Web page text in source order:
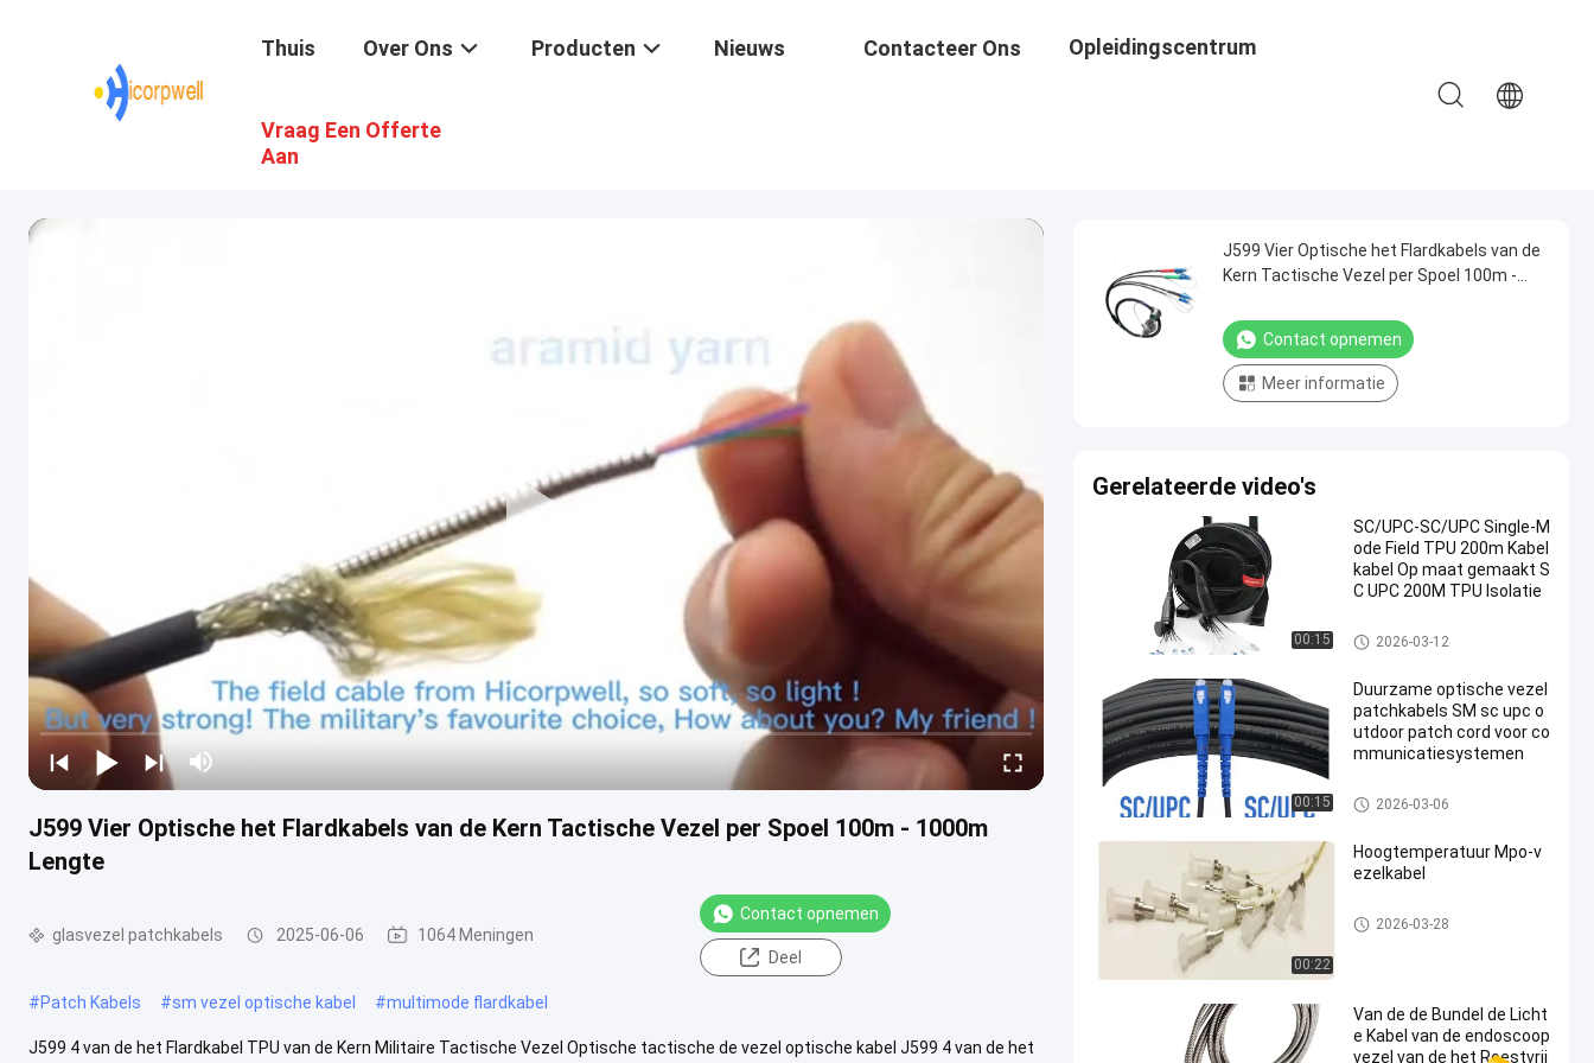
Thuis Over Ons Producten Nieuws Contacteer Ons Opleidingscentrum
Vraag Een Offerte
Aan
J599 Vier Optische het Flardkabels van de Kern Tactische Vezel per Spoel 100m - 1000m
Lengte
glasvezel patchkabels 2025-06-06 1064 Meningen
Contact opnemen
Deel
#Patch Kabels #sm vezel optische kabel #multimode flardkabel
J599 4 van de het Flardkabel TPU van de Kern Militaire Tactische Vezel Optische tactische de vezel optische kabel J599 4 van de het
J599 Vier Optische het Flardkabels van de
Kern Tactische Vezel per Spoel 100m -
Contact opnemen
Meer informatie
Gerelateerde video's
00:15
SC/UPC-SC/UPC Single-M
ode Field TPU 200m Kabel
kabel Op maat gemaakt S
C UPC 200M TPU Isolatie
glasvezel patchkabels
2026-03-12
00:15
Duurzame optische vezel
patchkabels SM sc upc o
utdoor patch cord voor co
mmunicatiesystemen
glasvezel patchkabels
2026-03-06
00:22
Hoogtemperatuur Mpo-v
ezelkabel
glasvezel patchkabels
2026-03-28
Van de de Bundel de Licht
e Kabel van de endoscoop
vezel van de het Roestvrij